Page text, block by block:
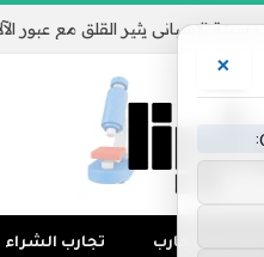
منوعات التجارب تجارب الشراء
×